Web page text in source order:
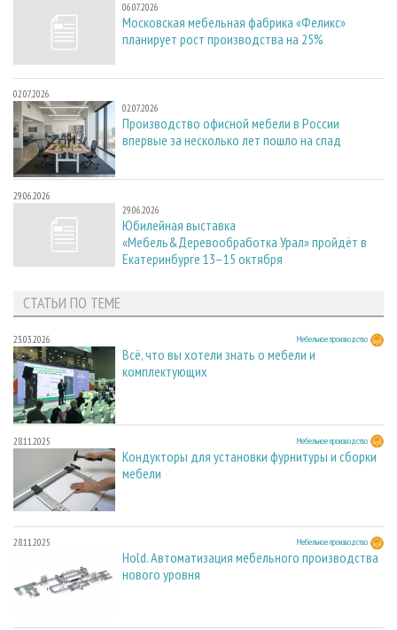
06.07.2026
Московская мебельная фабрика «Феликс»
планирует рост производства на 25%
02.07.2026
02.07.2026
Производство офисной мебели в России
впервые за несколько лет пошло на спад
29.06.2026
29.06.2026
Юбилейная выставка
«Мебель&Деревообработка Урал» пройдёт в
Екатеринбурге 13–15 октября
СТАТЬИ ПО ТЕМЕ
23.03.2026 Мебельное производство
Всё, что вы хотели знать о мебели и
комплектующих
28.11.2025 Мебельное производство
Кондукторы для установки фурнитуры и сборки
мебели
28.11.2025 Мебельное производство
Hold. Автоматизация мебельного производства
нового уровня